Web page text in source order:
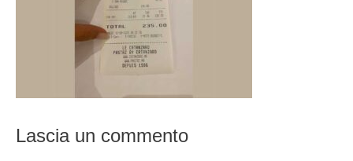
Lascia un commento